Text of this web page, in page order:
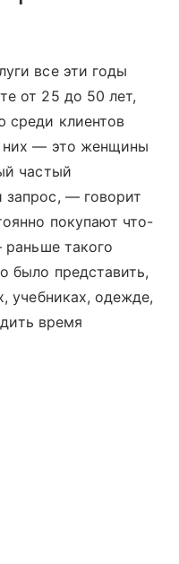
все эти годы
от 25 до 50 лет,
среди клиентов
них — это женщины
частый
— говорит
покупают что-
такого
было представить,
учебниках, одежде,
время